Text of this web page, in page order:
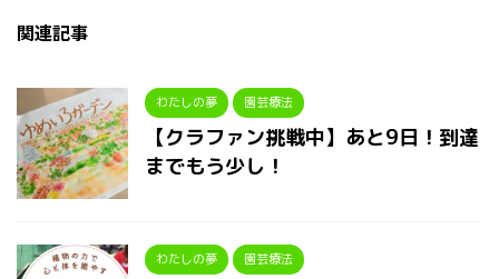
関連記事
わたしの夢 園芸療法
【クラファン挑戦中】あと9日！到達
までもう少し！
わたしの夢 園芸療法